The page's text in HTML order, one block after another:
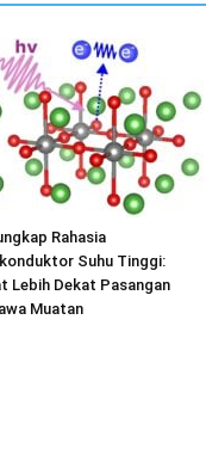
Rahasia
Suhu Tinggi:
Lebih Dekat Pasangan
Muatan